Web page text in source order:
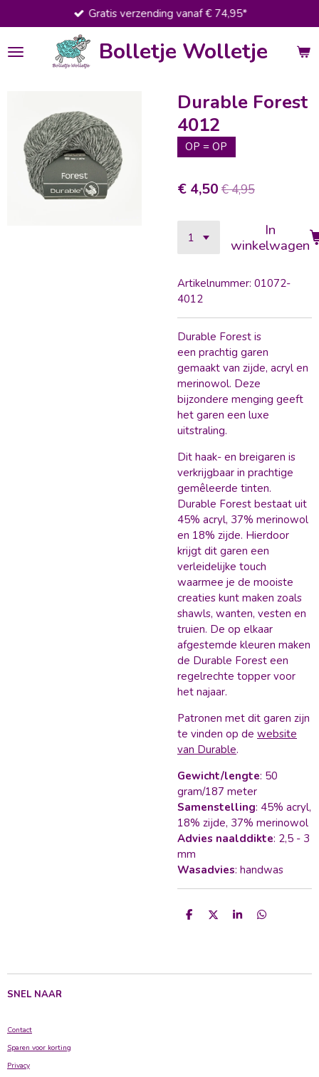
direct
naar
de
Bolletje Wolletje
Gratis verzending vanaf € 74,95*
Durable Forest
4012
OP = OP
€ 4,50 € 4,95
In
winkelwagen
Artikelnummer: 01072-
4012
Durable Forest is
een prachtig garen
gemaakt van zijde, acryl en
merinowol. Deze
bijzondere menging geeft
het garen een luxe
uitstraling.
Dit haak- en breigaren is
verkrijgbaar in prachtige
gemêleerde tinten.
Durable Forest bestaat uit
45% acryl, 37% merinowol
en 18% zijde. Hierdoor
krijgt dit garen een
verleidelijke touch
waarmee je de mooiste
creaties kunt maken zoals
shawls, wanten, vesten en
truien. De op elkaar
afgestemde kleuren maken
de Durable Forest een
regelrechte topper voor
het najaar.
Patronen met dit garen zijn
te vinden op de website
van Durable.
Gewicht/lengte: 50
gram/187 meter
Samenstelling: 45% acryl,
18% zijde, 37% merinowol
Advies naalddikte: 2,5 - 3
mm
Wasadvies: handwas
D
D
S
D
SNEL NAAR
Contact
Sparen voor korting
Privacy